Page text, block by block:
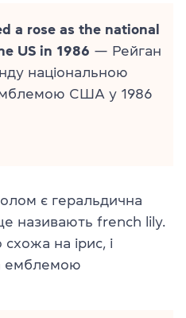
a rose as the national
US in 1986 — Рейган
національною
США у 1986
є геральдична
називають french lily.
на ірис, і
емблемою